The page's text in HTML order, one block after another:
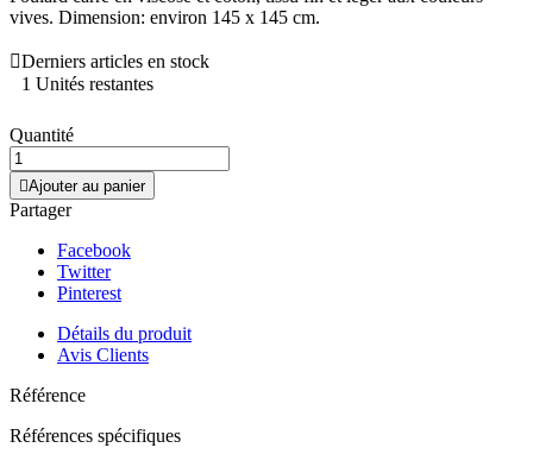
vives. Dimension: environ 145 x 145 cm.
Derniers articles en stock
1 Unités restantes
Quantité
Ajouter au panier
Partager
Facebook
Twitter
Pinterest
Détails du produit
Avis Clients
Référence
Références spécifiques